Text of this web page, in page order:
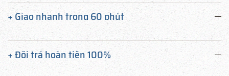
+ Giao nhanh trong 60 phút
+ Đổi trả hoàn tiền 100%